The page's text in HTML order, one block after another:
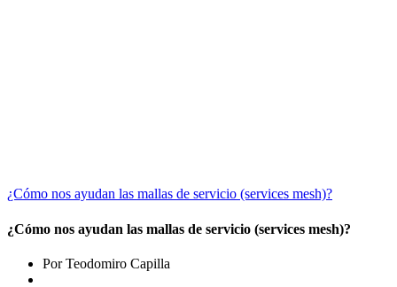
¿Cómo nos ayudan las mallas de servicio (services mesh)?
¿Cómo nos ayudan las mallas de servicio (services mesh)?
Por Teodomiro Capilla